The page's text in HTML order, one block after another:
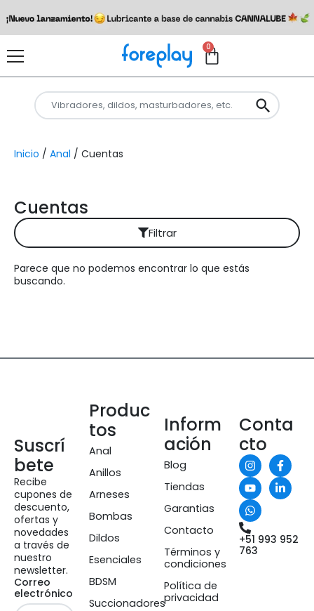
0
Inicio / Anal / Cuentas
Cuentas
Filtrar
Reiniciar filtros
Parece que no podemos encontrar lo que estás
buscando.
Suscrí
bete
Recibe
cupones de
descuento,
ofertas y
novedades
a través de
nuestro
newsletter.
Correo
electrónico
Produc
tos
Anal
Anillos
Arneses
Bombas
Dildos
Esenciales
BDSM
Succionadores
Inform
ación
Blog
Tiendas
Garantias
Contacto
Términos y
condiciones
Política de
privacidad
Conta
cto
+51 993 952
763